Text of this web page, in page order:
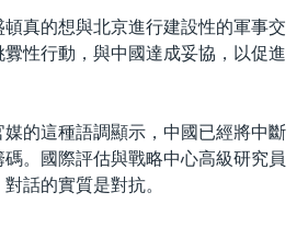
真的想與北京進行建設性的軍事交
性行動，與中國達成妥協，以促進
的這種語調顯示，中國已經將中斷
。國際評估與戰略中心高級研究員
話的實質是對抗。